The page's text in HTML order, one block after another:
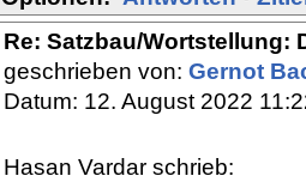
Re: Satzbau/Wortstellung:
geschrieben von: Gernot
Datum: 12. August 2022
Hasan Vardar schrieb: